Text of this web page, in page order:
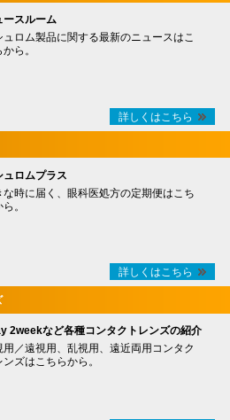
ースルーム
ュロム製品に関する最新のニュースはこ
ら。
詳しくはこちら
ュロムプラス
な時に届く、眼科医処方の定期便はこち
。
詳しくはこちら
2weekなど各種コンタクトレンズの紹介
用／遠視用、乱視用、遠近両用コンタク
ンズはこちらから。